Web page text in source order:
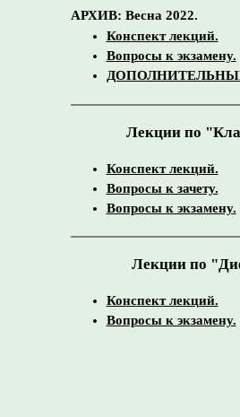
АРХИВ: Весна 2022.
Конспект лекций.
Вопросы к экзамену.
Лекции по
Конспект лекций.
Вопросы к зачету.
Вопросы к экзамену.
Лекции по
Конспект лекций.
Вопросы к экзамену.